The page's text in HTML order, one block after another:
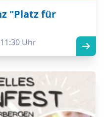
"Platz für
Uhr